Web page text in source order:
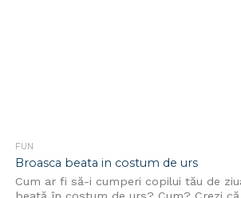
FUN
Broasca beata in costum de urs
Cum ar fi să-i cumperi copilui tău de